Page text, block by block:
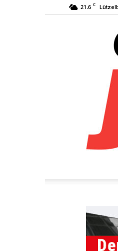
21.6 C